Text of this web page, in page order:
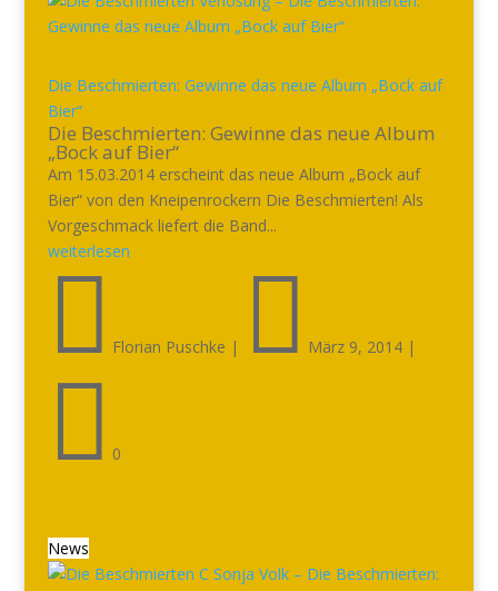
Die Beschmierten: Gewinne das neue Album „Bock auf
Bier“
Die Beschmierten: Gewinne das neue Album
„Bock auf Bier“
Am 15.03.2014 erscheint das neue Album „Bock auf
Bier“ von den Kneipenrockern Die Beschmierten! Als
Vorgeschmack liefert die Band...
weiterlesen
 Florian Puschke |  März 9, 2014|
 0
News